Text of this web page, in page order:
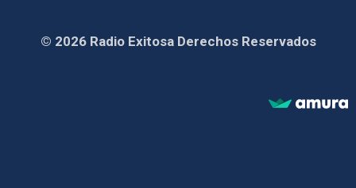
© 2026 Radio Exitosa Derechos Reservados